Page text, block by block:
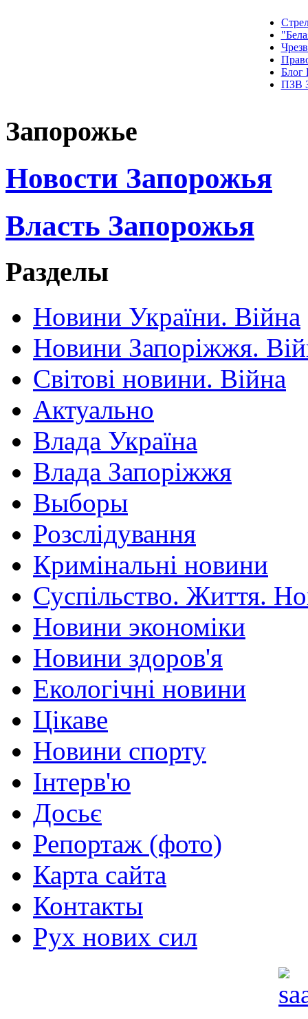
Блог
ПЗВ
Запорожье
Новости Запорожья
Власть Запорожья
Разделы
Новини України. Війна
Новини Запоріжжя.
Світові новини. Війна
Актуально
Влада Україна
Влада Запоріжжя
Выборы
Розслідування
Кримінальні новини
Суспільство. Життя.
Новини экономіки
Новини здоров'я
Екологічні новини
Цікаве
Новини спорту
Інтерв'ю
Досьє
Репортаж (фото)
Карта сайта
Контакты
Рух нових сил